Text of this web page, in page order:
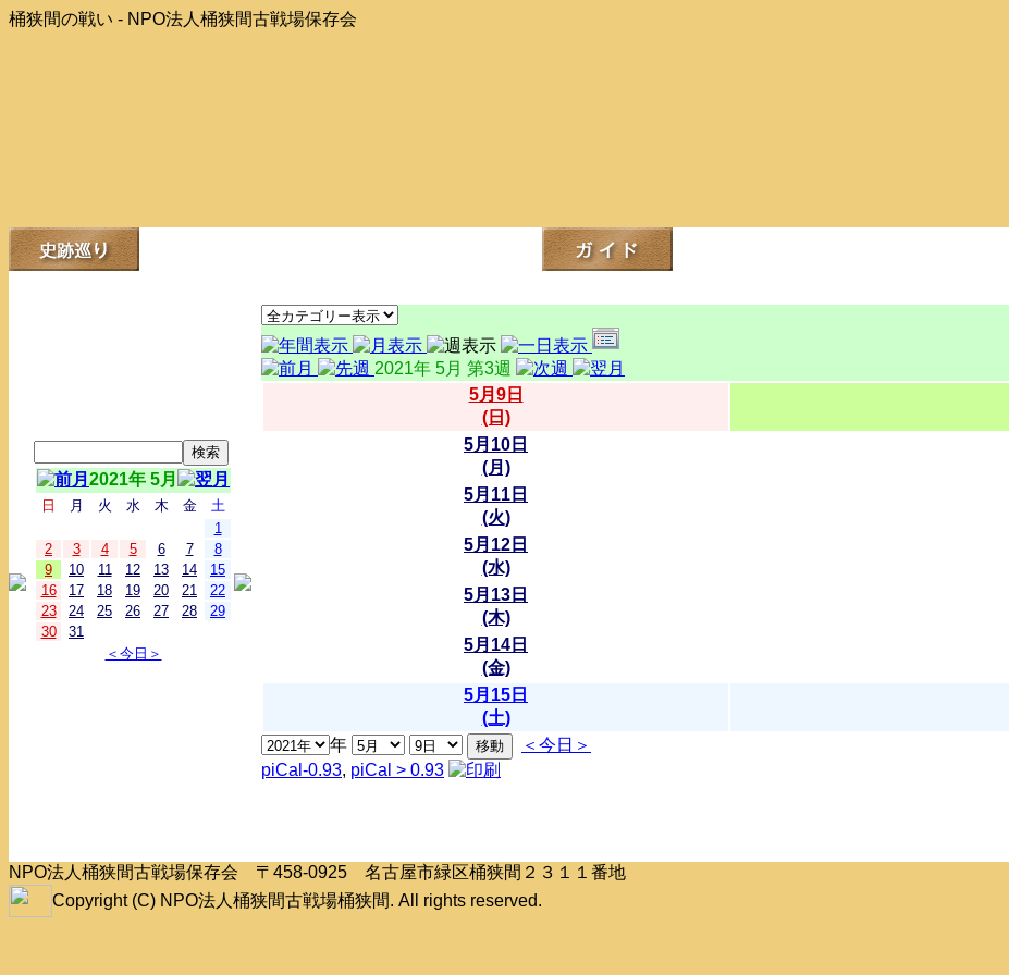
桶狭間の戦い - NPO法人桶狭間古戦場保存会
2021年 5月
日 月 火 水 木 金
土
1
2
3 4 5 6 7
8
9
10 11 12 13 14
15
16
17 18 19 20 21
22
23
24 25 26 27 28
29
30
31
＜今日＞
2021年 5月 第3週
5月9日
(日)
5月10日
(月)
5月11日
(火)
5月12日
(水)
5月13日
(木)
5月14日
(金)
5月15日
(土)
年
＜今日＞
piCal-0.93, piCal > 0.93
NPO法人桶狭間古戦場保存会 〒458-0925 名古屋市緑区桶狭間２３１１番地
Copyright (C) NPO法人桶狭間古戦場桶狭間. All rights reserved.